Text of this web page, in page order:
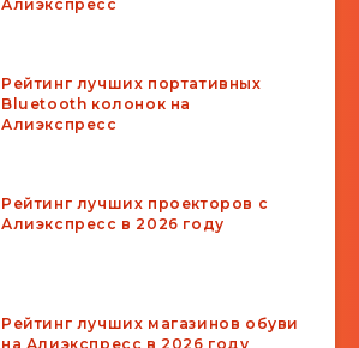
Алиэкспресс
Рейтинг лучших портативных
Bluetooth колонок на
Алиэкспресс
Рейтинг лучших проекторов с
Алиэкспресс в 2026 году
Рейтинг лучших магазинов обуви
на Алиэкспресс в 2026 году